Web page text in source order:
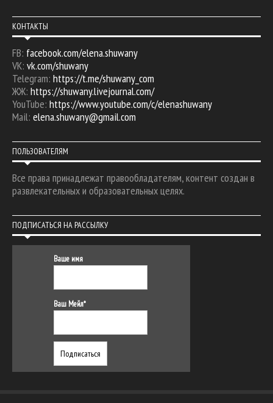
КОНТАКТЫ
FB: facebook.com/elena.shuwany
VK: vk.com/shuwany
Telegram: https://t.me/shuwany_com
ЖЖ: https://shuwany.livejournal.com/
YouTube: https://www.youtube.com/c/elenashuwany
Mail: elena.shuwany@gmail.com
ПОЛЬЗОВАТЕЛЯМ
Все права принадлежат правообладателям, контент создан в
развлекательных и образовательных целях.
ПОДПИСАТЬСЯ НА РАССЫЛКУ
Ваше имя
Ваш Мейл*